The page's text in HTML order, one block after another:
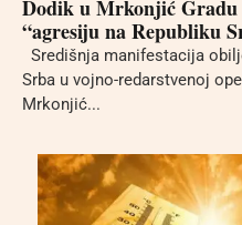
Dodik u Mrkonjić
“agresiju na Republiku
Središnja manifestacija
Srba u vojno-redarstvenoj
Mrkonjić...